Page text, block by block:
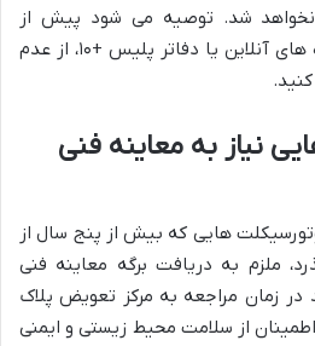
شد. توصیه می شود پیش از
مراجعه به مرکز، از طریق راه های آنلاین یا دفاتر پلیس +۱۰، از عدم
نیاز به معاینه فنی
هایی که بیش از پنج سال از
ملزم به دریافت برگه معاینه فنی
در زمان مراجعه به مرکز تعویض پلاک
اطمینان از سلامت محیط زیستی و ایمنی